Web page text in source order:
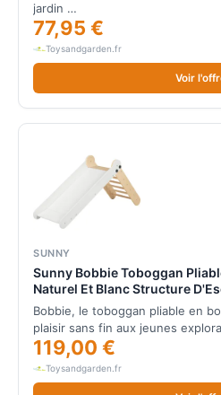
jardin …
77,95 €
Toysandgarden.fr
Voir
SUNNY
Sunny Bobbie Toboggan
Naturel Et Blanc Structure D'Escalade Intérieur Pour
Enfants Jouets Montessori
Bobbie, le toboggan pliable en
plaisir sans fin aux jeunes
119,00 €
Toysandgarden.fr